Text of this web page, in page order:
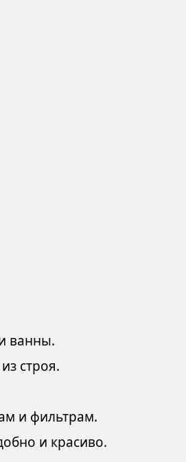
ванны.
строя.
и фильтрам.
и красиво.